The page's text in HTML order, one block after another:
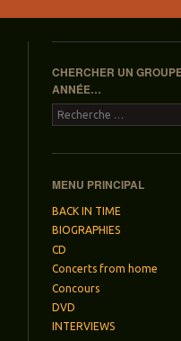
CHERCHER UN
ANNÉE…
Recherche
MENU PRINCIPAL
BACK IN TIME
BIOGRAPHIES
CD
Concerts from home
Concours
DVD
INTERVIEWS